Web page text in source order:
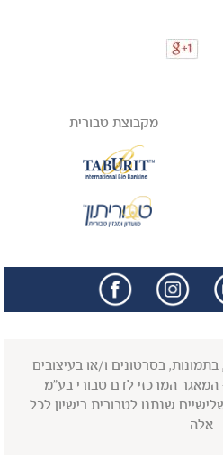
מקבוצת טבורית
בתמונות, בסרטונים ו/או בעיצובים
המרכזי לדם טבורי בע"מ
שנתנו לטבורית רישיון לכל
אלה